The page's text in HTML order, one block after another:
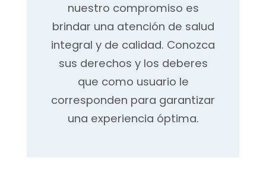
nuestro compromiso es
brindar una atención de salud
integral y de calidad. Conozca
sus derechos y los deberes
que como usuario le
corresponden para garantizar
una experiencia óptima.